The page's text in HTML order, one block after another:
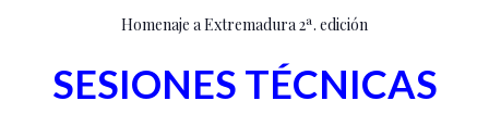
Homenaje a Extremadura 2ª. edición
SESIONES TÉCNICAS